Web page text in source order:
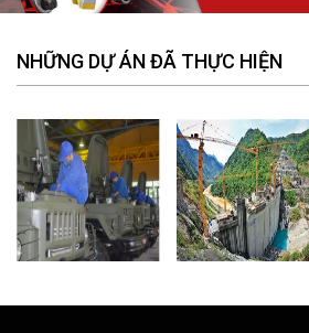
NHỮNG DỰ ÁN ĐÃ THỰC HIỆN